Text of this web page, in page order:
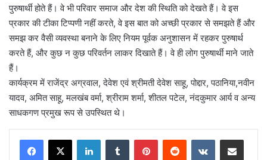
पुरुषार्थी होते हैं। वे भी परिवार समाज और देश की स्थिति को देखते हैं। वे इस
प्रकार की टीका टिप्पणी नहीं करते, वे इस बात को अच्छी प्रकार से समझते हैं और
समझ कर वैसी व्यवस्था बनाने के लिए नियम पूर्वक अनुशासन में रहकर पुरुषार्थ
करते हैं, और कुछ न कुछ परिवर्तन लाकर दिखाते हैं। वे ही लोग पुरुषार्थी माने जाते
हैं।
कार्यक्रम में राजेंद्र अग्रवाल, देवेश एवं श्रीमती देवेश साहू, पोद्दार, पठानिया,नवीन
यादव, अमित साहू, मलखंब वर्मा, श्रीराम शर्मा, शीतल पटेल, नंदकुमार आर्य व अन्य
साधकगण प्रमुख रूप से उपस्थित थे।
LinkedInTumblr PinterestReddit VKontakteShare via Email